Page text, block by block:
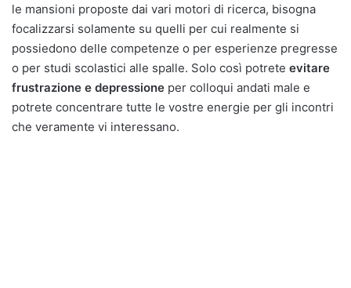
le mansioni proposte dai vari motori di ricerca, bisogna
focalizzarsi solamente su quelli per cui realmente si
possiedono delle competenze o per esperienze pregresse
o per studi scolastici alle spalle. Solo così potrete evitare
frustrazione e depressione per colloqui andati male e
potrete concentrare tutte le vostre energie per gli incontri
che veramente vi interessano.